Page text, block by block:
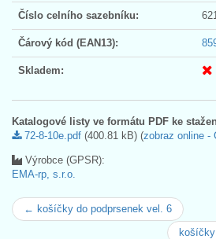
Číslo celního sazebníku:
Čárový kód (EAN13):
Skladem:
Katalogové listy ve formátu PDF ke
72-8-10e.pdf (400.81 kB) (zobraz online -
Výrobce (GPSR):
EMA-rp, s.r.o.
← košíčky do podprsenek vel. 6